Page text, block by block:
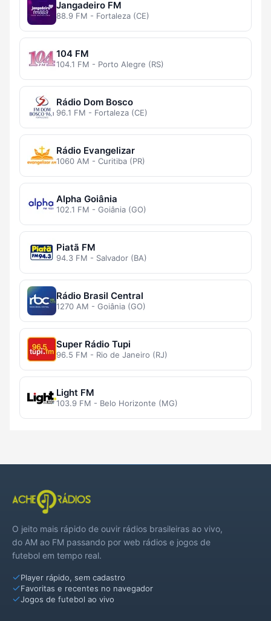
Jangadeiro FM
88.9 FM - Fortaleza (CE)
104 FM
104.1 FM - Porto Alegre (RS)
Rádio Dom Bosco
96.1 FM - Fortaleza (CE)
Rádio Evangelizar
1060 AM - Curitiba (PR)
Alpha Goiânia
102.1 FM - Goiânia (GO)
Piatã FM
94.3 FM - Salvador (BA)
Rádio Brasil Central
1270 AM - Goiânia (GO)
Super Rádio Tupi
96.5 FM - Rio de Janeiro (RJ)
Light FM
103.9 FM - Belo Horizonte (MG)
O jeito mais rápido de ouvir rádios brasileiras ao vivo,
do AM ao FM passando por web rádios e jogos de
futebol em tempo real.
Player rápido, sem cadastro
Favoritas e recentes no navegador
Jogos de futebol ao vivo